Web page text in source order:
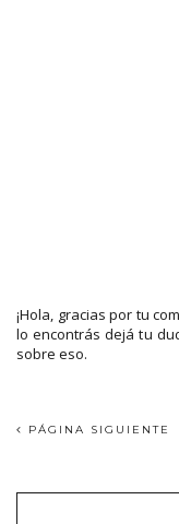
¡Hola, gracias por tu
lo encontrás dejá tu
sobre eso.
PÁGINA SIGUIENTE